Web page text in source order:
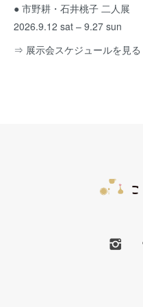
● 市野耕・石井桃子 二人展
2026.9.12 sat – 9.27 sun
⇒ 展示会スケジュールを見る